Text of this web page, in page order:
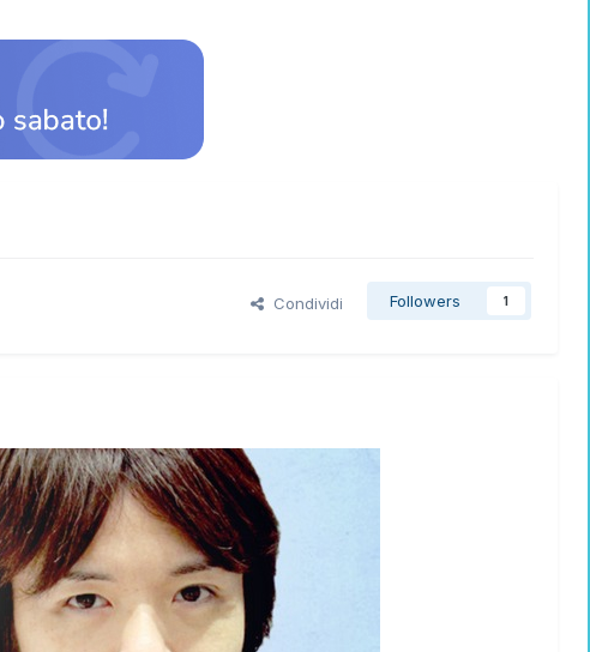
Condividi Followers 1